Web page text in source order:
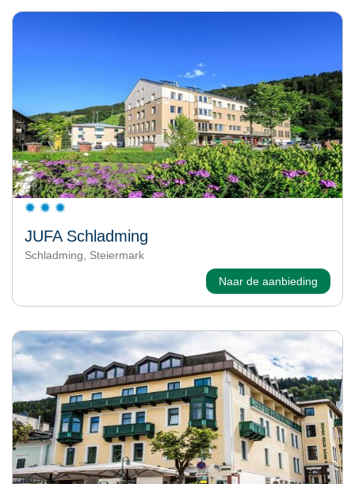
JUFA Schladming
Schladming, Steiermark
Naar de aanbieding